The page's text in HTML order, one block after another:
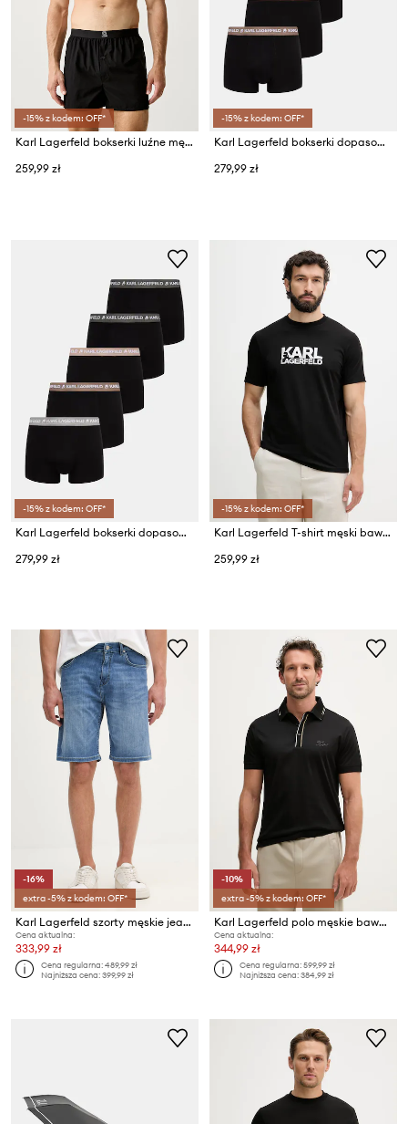
-15% z kodem: OFF*
Karl Lagerfeld bokserki luźne męskie bawełniane IKON 3-pack
259,99 zł
-15% z kodem: OFF*
Karl Lagerfeld bokserki dopasowane męskie bawełniane z elastanem LOGO TRUNK 5-pack
279,99 zł
-15% z kodem: OFF*
Karl Lagerfeld bokserki dopasowane męskie bawełniane z elastanem LOGO TRUNK 5-pack
279,99 zł
-15% z kodem: OFF*
Karl Lagerfeld T-shirt męski bawełniany
259,99 zł
-16%
extra -5% z kodem: OFF*
Karl Lagerfeld szorty męskie jeansowe KL-SCOT
Cena aktualna:
333,99 zł
Cena regularna:489,99 zł
Najniższa cena:399,99 zł
-10%
extra -5% z kodem: OFF*
Karl Lagerfeld polo męskie bawełniane
Cena aktualna:
344,99 zł
Cena regularna:599,99 zł
Najniższa cena:384,99 zł